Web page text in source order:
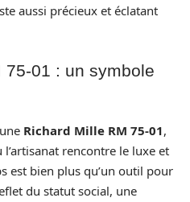
aussi précieux et éclatant
75-01 : un symbole
Richard Mille RM 75-01,
l’artisanat rencontre le luxe et
est bien plus qu’un outil pour
du statut social, une